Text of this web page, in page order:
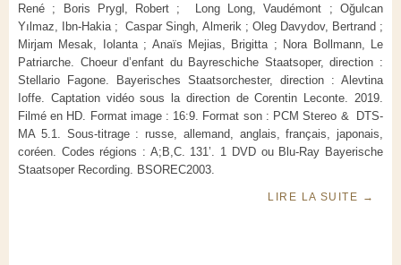
René ; Boris Prygl, Robert ; Long Long, Vaudémont ; Oğulcan
Yılmaz, Ibn-Hakia ; Caspar Singh, Almerik ; Oleg Davydov, Bertrand ;
Mirjam Mesak, Iolanta ; Anaïs Mejias, Brigitta ; Nora Bollmann, Le
Patriarche. Choeur d’enfant du Bayreschiche Staatsoper, direction :
Stellario Fagone. Bayerisches Staatsorchester, direction : Alevtina
Ioffe. Captation vidéo sous la direction de Corentin Leconte. 2019.
Filmé en HD. Format image : 16:9. Format son : PCM Stereo & DTS-
MA 5.1. Sous-titrage : russe, allemand, anglais, français, japonais,
coréen. Codes régions : A;B,C. 131’. 1 DVD ou Blu-Ray Bayerische
Staatsoper Recording. BSOREC2003.
LIRE LA SUITE →